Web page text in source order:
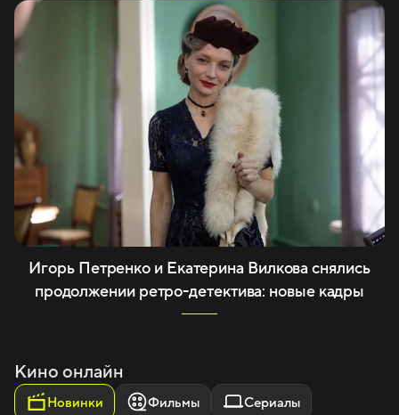
Игорь Петренко и Екатерина Вилкова снялись
продолжении ретро-детектива: новые кадры
Кино онлайн
Новинки Фильмы Сериалы